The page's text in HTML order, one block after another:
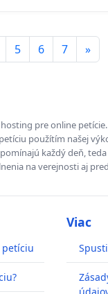
5 6 7 »
pre online
použítím našej
každý deň,
na verejnosti aj
petíciu
Viac